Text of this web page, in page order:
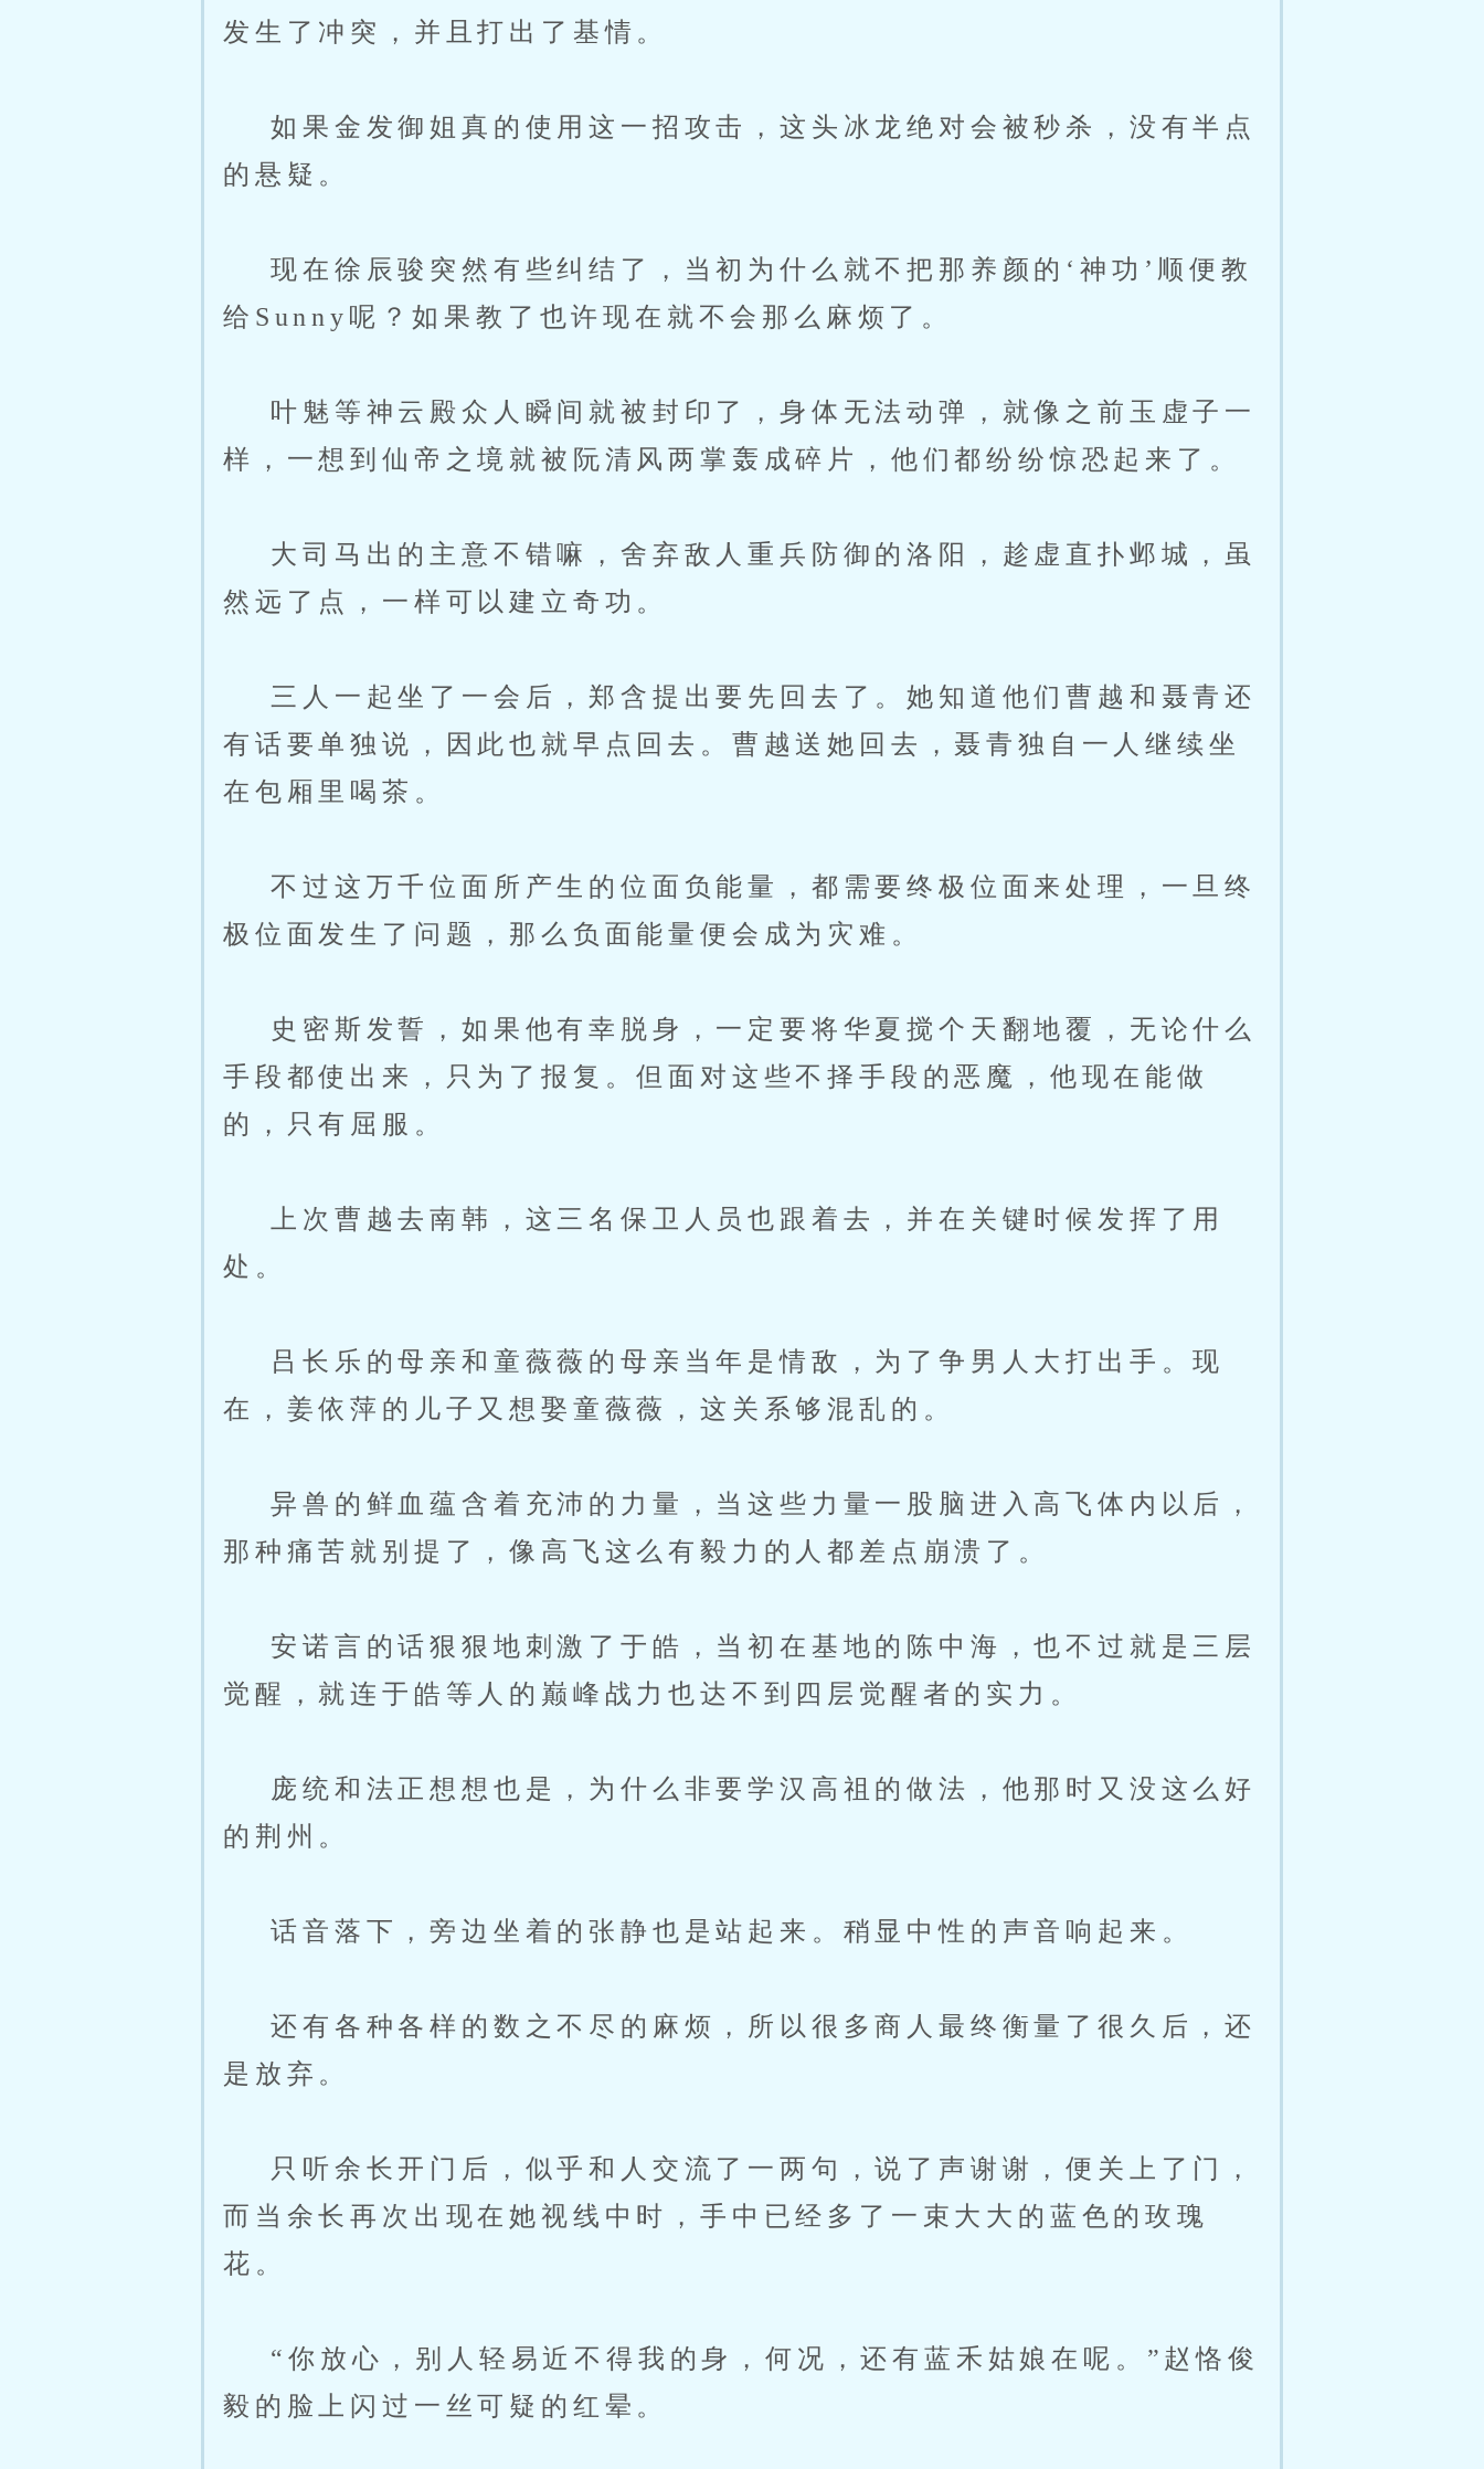
发生了冲突，并且打出了基情。
如果金发御姐真的使用这一招攻击，这头冰龙绝对会被秒杀，没有半点
的悬疑。
现在徐辰骏突然有些纠结了，当初为什么就不把那养颜的‘神功’顺便教
给Sunny呢？如果教了也许现在就不会那么麻烦了。
叶魅等神云殿众人瞬间就被封印了，身体无法动弹，就像之前玉虚子一
样，一想到仙帝之境就被阮清风两掌轰成碎片，他们都纷纷惊恐起来了。
大司马出的主意不错嘛，舍弃敌人重兵防御的洛阳，趁虚直扑邺城，虽
然远了点，一样可以建立奇功。
三人一起坐了一会后，郑含提出要先回去了。她知道他们曹越和聂青还
有话要单独说，因此也就早点回去。曹越送她回去，聂青独自一人继续坐
在包厢里喝茶。
不过这万千位面所产生的位面负能量，都需要终极位面来处理，一旦终
极位面发生了问题，那么负面能量便会成为灾难。
史密斯发誓，如果他有幸脱身，一定要将华夏搅个天翻地覆，无论什么
手段都使出来，只为了报复。但面对这些不择手段的恶魔，他现在能做
的，只有屈服。
上次曹越去南韩，这三名保卫人员也跟着去，并在关键时候发挥了用
处。
吕长乐的母亲和童薇薇的母亲当年是情敌，为了争男人大打出手。现
在，姜依萍的儿子又想娶童薇薇，这关系够混乱的。
异兽的鲜血蕴含着充沛的力量，当这些力量一股脑进入高飞体内以后，
那种痛苦就别提了，像高飞这么有毅力的人都差点崩溃了。
安诺言的话狠狠地刺激了于皓，当初在基地的陈中海，也不过就是三层
觉醒，就连于皓等人的巅峰战力也达不到四层觉醒者的实力。
庞统和法正想想也是，为什么非要学汉高祖的做法，他那时又没这么好
的荆州。
话音落下，旁边坐着的张静也是站起来。稍显中性的声音响起来。
还有各种各样的数之不尽的麻烦，所以很多商人最终衡量了很久后，还
是放弃。
只听余长开门后，似乎和人交流了一两句，说了声谢谢，便关上了门，
而当余长再次出现在她视线中时，手中已经多了一束大大的蓝色的玫瑰
花。
“你放心，别人轻易近不得我的身，何况，还有蓝禾姑娘在呢。”赵恪俊
毅的脸上闪过一丝可疑的红晕。